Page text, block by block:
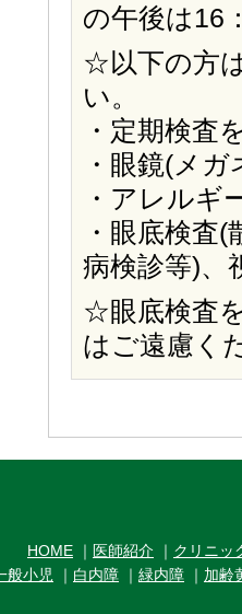
の午後は16
☆以下の方
い。
・定期検査
・眼鏡(メ
・アレルギ
・眼底検査
病検診等)、
☆眼底検査
はご遠慮く
HOME ｜ 医師紹介 ｜ クリニッ
般小児 ｜ 白内障 ｜ 緑内障 ｜ 加齢